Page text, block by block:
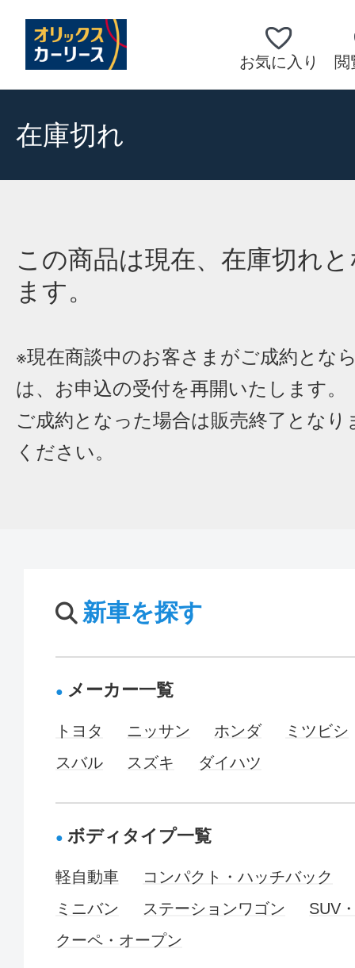
お気に入り 閲
在庫切れ
この商品は現在、在庫切れ
ます。
※現在商談中のお客さまがご成約とな
は、お申込の受付を再開いたします。
ご成約となった場合は販売終了となり
ください。
新車を探す
メーカー一覧
トヨタ ニッサン ホンダ
ミツビシ
スバル
スズキ ダイハツ
ボディタイプ一覧
軽自動車
コンパクト・ハッチバック
ミニバン
ステーションワゴン
SUV
クーペ・オープン